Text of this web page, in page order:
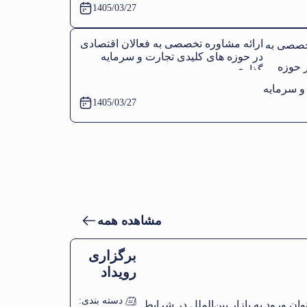
نخستین جلسه کمیته صنعت اتاق بازرگانی
شعبه نجف‌آباد، تیران و کرون
1405/03/27
ارائه مشاوره تخصصی به فعالان اقتصادی
در حوزه های کلیدی تجارت و سرمایه
گذاری
1405/03/27
مشاهده همه
برگزاری
رویداد
دسته بندی: